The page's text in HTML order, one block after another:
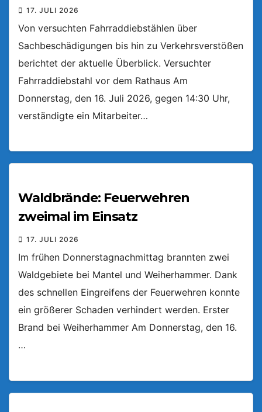
17. JULI 2026
Von versuchten Fahrraddiebstählen über
Sachbeschädigungen bis hin zu Verkehrsverstößen
berichtet der aktuelle Überblick. Versuchter
Fahrraddiebstahl vor dem Rathaus Am
Donnerstag, den 16. Juli 2026, gegen 14:30 Uhr,
verständigte ein Mitarbeiter…
Waldbrände: Feuerwehren
zweimal im Einsatz
17. JULI 2026
Im frühen Donnerstagnachmittag brannten zwei
Waldgebiete bei Mantel und Weiherhammer. Dank
des schnellen Eingreifens der Feuerwehren konnte
ein größerer Schaden verhindert werden. Erster
Brand bei Weiherhammer Am Donnerstag, den 16.
…